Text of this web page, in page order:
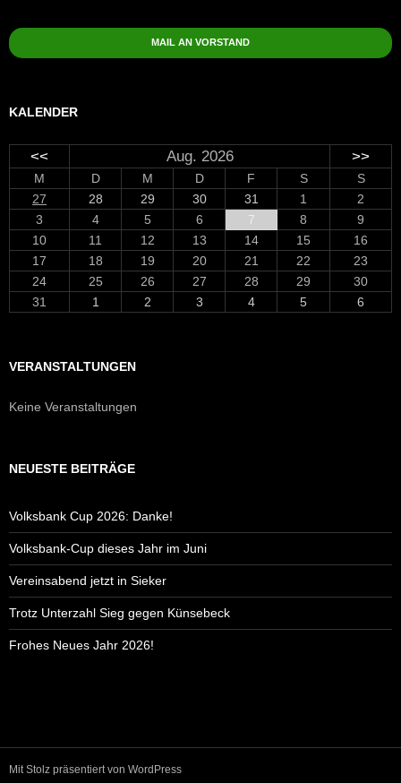
MAIL AN VORSTAND
KALENDER
<< Aug. 2026 >>
M D M D F S
S
27
28 29 30 31 1
2
3
4 5 6 7 8
9
10
11 12 13 14 15
16
17
18 19 20 21 22
23
24
25 26 27 28 29
30
31
1 2 3 4 5 6
VERANSTALTUNGEN
Keine Veranstaltungen
NEUESTE BEITRÄGE
Volksbank Cup 2026: Danke!
Volksbank-Cup dieses Jahr im Juni
Vereinsabend jetzt in Sieker
Trotz Unterzahl Sieg gegen Künsebeck
Frohes Neues Jahr 2026!
Mit Stolz präsentiert von WordPress